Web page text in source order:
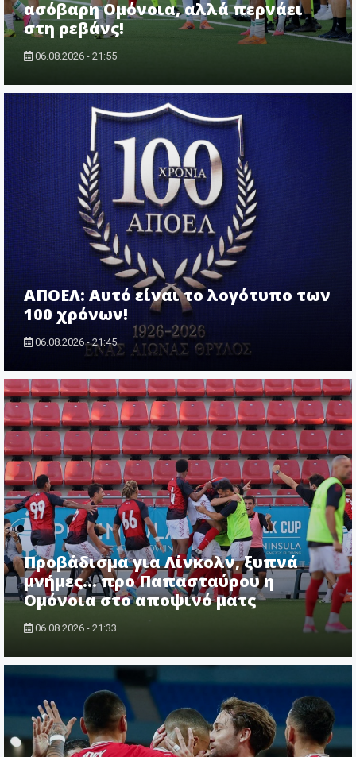
ασόβαρη Ομόνοια, αλλά περνάει
στη ρεβάνς!
06.08.2026 - 21:55
ΑΠΟΕΛ: Αυτό είναι το λογότυπο των
100 χρόνων!
06.08.2026 - 21:45
Προβάδισμα για Λίνκολν, ξυπνά
μνήμες... προ Παπασταύρου η
Ομόνοια στο αποψινό ματς
06.08.2026 - 21:33